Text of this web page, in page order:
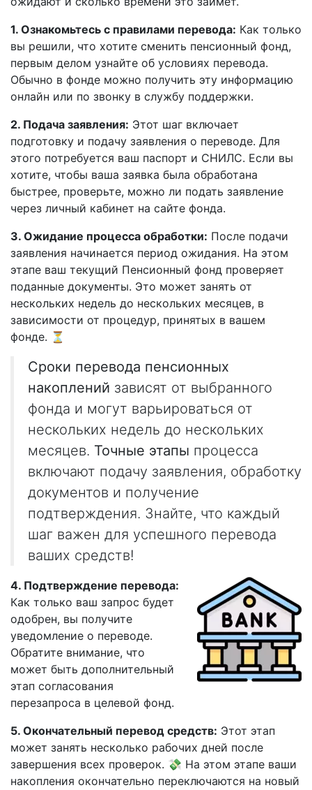
1. Ознакомьтесь с правилами перевода: Как только
вы решили, что хотите сменить пенсионный фонд,
первым делом узнайте об условиях перевода.
Обычно в фонде можно получить эту информацию
онлайн или по звонку в службу поддержки.
2. Подача заявления: Этот шаг включает
подготовку и подачу заявления о переводе. Для
этого потребуется ваш паспорт и СНИЛС. Если вы
хотите, чтобы ваша заявка была обработана
быстрее, проверьте, можно ли подать заявление
через личный кабинет на сайте фонда.
3. Ожидание процесса обработки: После подачи
заявления начинается период ожидания. На этом
этапе ваш текущий Пенсионный фонд проверяет
поданные документы. Это может занять от
нескольких недель до нескольких месяцев, в
зависимости от процедур, принятых в вашем
фонде. ⏳
Сроки перевода пенсионных
накоплений зависят от выбранного
фонда и могут варьироваться от
нескольких недель до нескольких
месяцев. Точные этапы процесса
включают подачу заявления, обработку
документов и получение
подтверждения. Знайте, что каждый
шаг важен для успешного перевода
ваших средств!
4. Подтверждение перевода:
Как только ваш запрос будет
одобрен, вы получите
уведомление о переводе.
Обратите внимание, что
может быть дополнительный
этап согласования
перезапроса в целевой фонд.
5. Окончательный перевод средств: Этот этап
может занять несколько рабочих дней после
завершения всех проверок. 💸 На этом этапе ваши
накопления окончательно переключаются на новый